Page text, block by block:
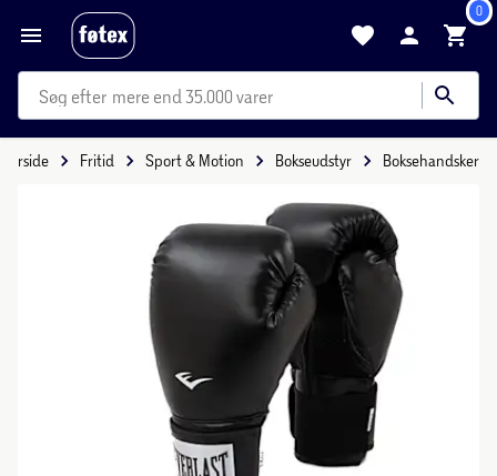
0
mere end 35.000 varer
Forside Fritid Sport & Motion Bokseudstyr Boksehandsker